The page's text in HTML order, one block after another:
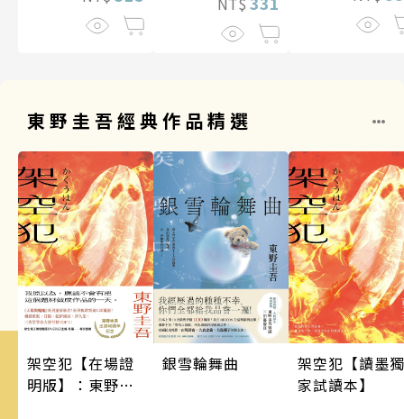
東野圭吾經典作品精選
架空犯【在場證
明版】：東野圭
銀雪輪舞曲
架空犯【讀墨獨
家試讀本】